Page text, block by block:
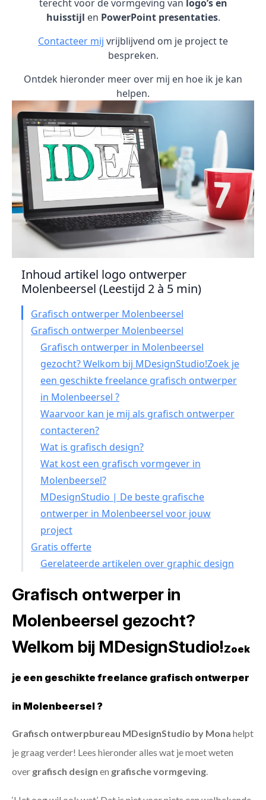
terecht voor de vormgeving van logo’s en
huisstijl en PowerPoint presentaties.
Contacteer mij vrijblijvend om je project te
bespreken.
Ontdek hieronder meer over mij en hoe ik je kan
helpen.
Inhoud artikel logo ontwerper
Molenbeersel (Leestijd 2 à 5 min)
Grafisch ontwerper Molenbeersel
Grafisch ontwerper Molenbeersel
Grafisch ontwerper in Molenbeersel
gezocht? Welkom bij MDesignStudio!Zoek je
een geschikte freelance grafisch ontwerper
in Molenbeersel ?
Waarvoor kan je mij als grafisch ontwerper
contacteren?
Wat is grafisch design?
Wat kost een grafisch vormgever in
Molenbeersel?
MDesignStudio | De beste grafische
ontwerper in Molenbeersel voor jouw
project
Gratis offerte
Gerelateerde artikelen over graphic design
Grafisch ontwerper in
Molenbeersel gezocht?
Welkom bij MDesignStudio!Zoek
je een geschikte freelance grafisch ontwerper
in Molenbeersel ?
Grafisch ontwerpbureau MDesignStudio by Mona helpt
je graag verder! Lees hieronder alles wat je moet weten
over grafisch design en grafische vormgeving